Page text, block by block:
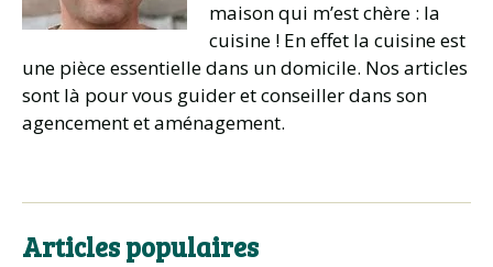
maison qui m’est chère : la
cuisine ! En effet la cuisine est
une pièce essentielle dans un domicile. Nos articles
sont là pour vous guider et conseiller dans son
agencement et aménagement.
Articles populaires